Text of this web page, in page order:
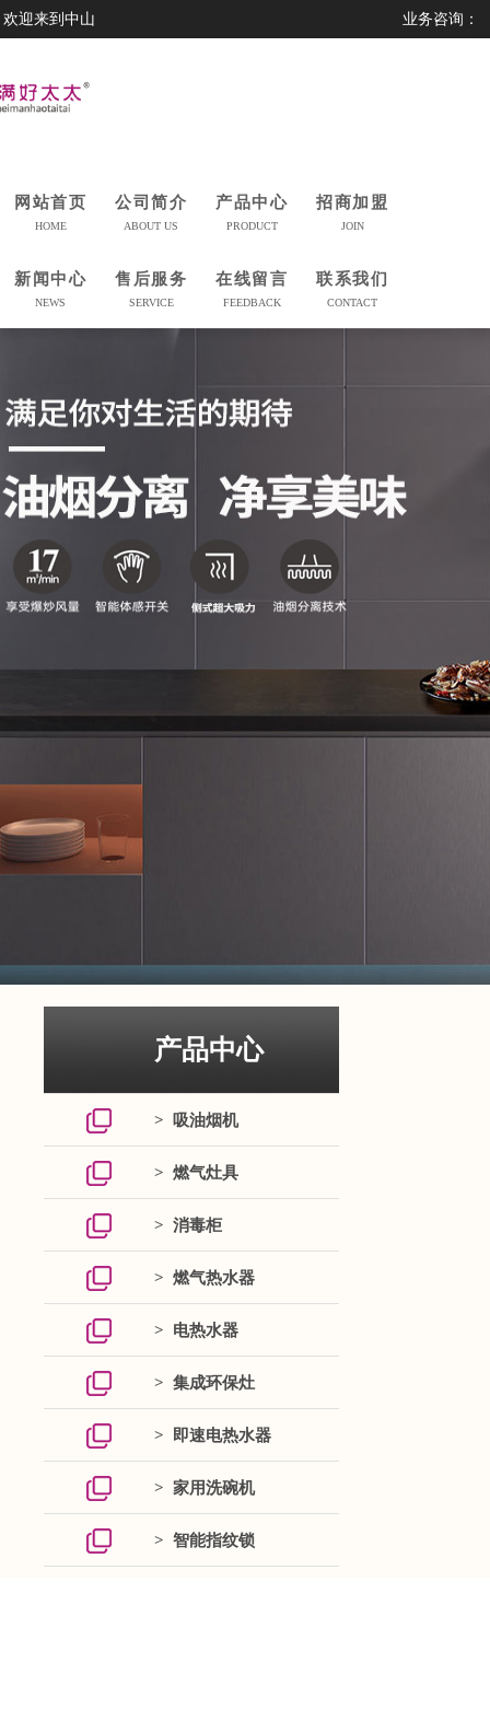
欢迎来到中山
科技有限公司
业务咨询：
网站首页
HOME
公司简介
ABOUT US
产品中心
PRODUCT
招商加盟
JOIN
新闻中心
NEWS
售后服务
SERVICE
在线留言
FEEDBACK
联系我们
CONTACT
产品中心
> 吸油烟机
> 燃气灶具
> 消毒柜
> 燃气热水器
> 电热水器
> 集成环保灶
> 即速电热水器
> 家用洗碗机
> 智能指纹锁